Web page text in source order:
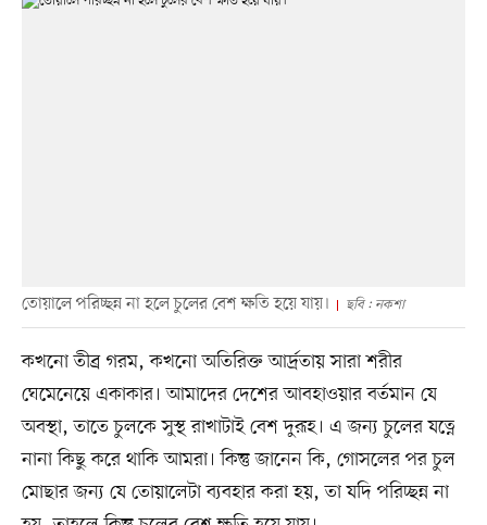
তোয়ালে পরিচ্ছন্ন না হলে চুলের বেশ ক্ষতি হয়ে যায়। ছবি : নকশা
কখনো তীব্র গরম, কখনো অতিরিক্ত আর্দ্রতায় সারা শরীর
ঘেমেনেয়ে একাকার। আমাদের দেশের আবহাওয়ার বর্তমান যে
অবস্থা, তাতে চুলকে সুস্থ রাখাটাই বেশ দুরূহ। এ জন্য চুলের যত্নে
নানা কিছু করে থাকি আমরা। কিন্তু জানেন কি, গোসলের পর চুল
মোছার জন্য যে তোয়ালেটা ব্যবহার করা হয়, তা যদি পরিচ্ছন্ন না